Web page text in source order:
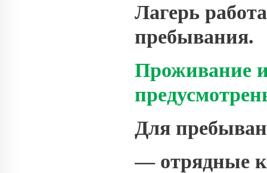
Лагерь
пребывания.
Проживание
Для
— отрядные